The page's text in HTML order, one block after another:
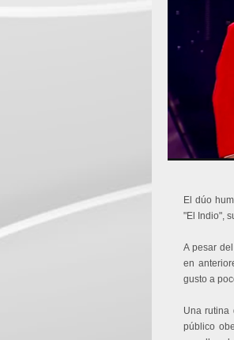
El dúo
"El Indio",
A pesar
en
gusto a
Una rutina
público